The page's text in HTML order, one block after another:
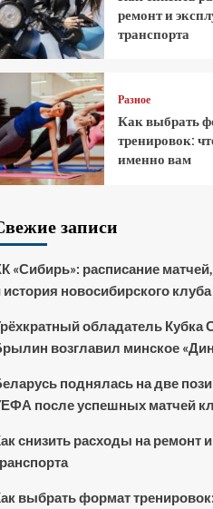
ремонт и
транспорта
Разное
Как выбрать
тренировок:
именно вам
записи
«Сибирь»: расписание
история новосибирского клуба
обладатель Кубка
возглавил минское
поднялась на две
после успешных матчей
снизить расходы на ремонт
выбрать формат